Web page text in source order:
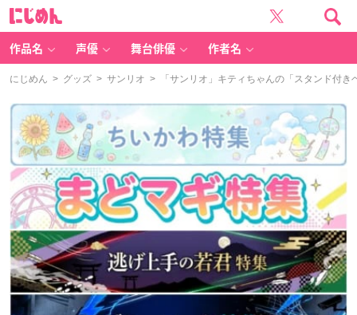
作品名 声優 舞台俳優 作者名
にじめん > グッズ > サンリオ > 「サンリオ」キティちゃんの「スタンド付き